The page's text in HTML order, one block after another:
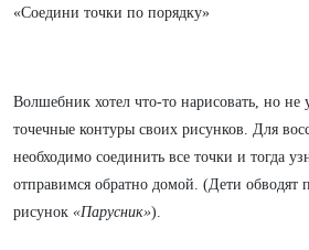
«Соедини точки по порядку»
Волшебник хотел что-то нарисовать, но не
точечные контуры своих рисунков. Для
необходимо соединить все точки и тогда
отправимся обратно домой. (Дети обводят
рисунок «Парусник»).